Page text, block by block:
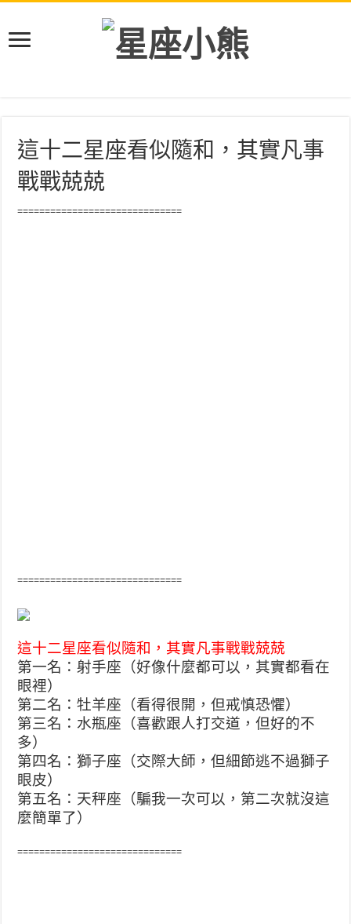
這十二星座看似隨和，其實凡事
戰戰兢兢
==============================
==============================
這十二星座看似隨和，其實凡事戰戰兢兢
第一名：射手座（好像什麼都可以，其實都看在
眼裡）
第二名：牡羊座（看得很開，但戒慎恐懼）
第三名：水瓶座（喜歡跟人打交道，但好的不
多）
第四名：獅子座（交際大師，但細節逃不過獅子
眼皮）
第五名：天秤座（騙我一次可以，第二次就沒這
麼簡單了）
==============================